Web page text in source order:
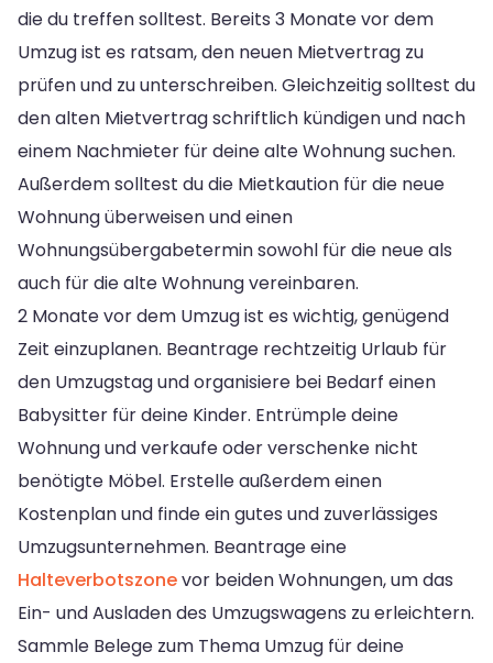
die du treffen solltest. Bereits 3 Monate vor dem
Umzug ist es ratsam, den neuen Mietvertrag zu
prüfen und zu unterschreiben. Gleichzeitig solltest du
den alten Mietvertrag schriftlich kündigen und nach
einem Nachmieter für deine alte Wohnung suchen.
Außerdem solltest du die Mietkaution für die neue
Wohnung überweisen und einen
Wohnungsübergabetermin sowohl für die neue als
auch für die alte Wohnung vereinbaren.
2 Monate vor dem Umzug ist es wichtig, genügend
Zeit einzuplanen. Beantrage rechtzeitig Urlaub für
den Umzugstag und organisiere bei Bedarf einen
Babysitter für deine Kinder. Entrümple deine
Wohnung und verkaufe oder verschenke nicht
benötigte Möbel. Erstelle außerdem einen
Kostenplan und finde ein gutes und zuverlässiges
Umzugsunternehmen. Beantrage eine
Halteverbotszonevor beiden Wohnungen, um das
Ein- und Ausladen des Umzugswagens zu erleichtern.
Sammle Belege zum Thema Umzug für deine